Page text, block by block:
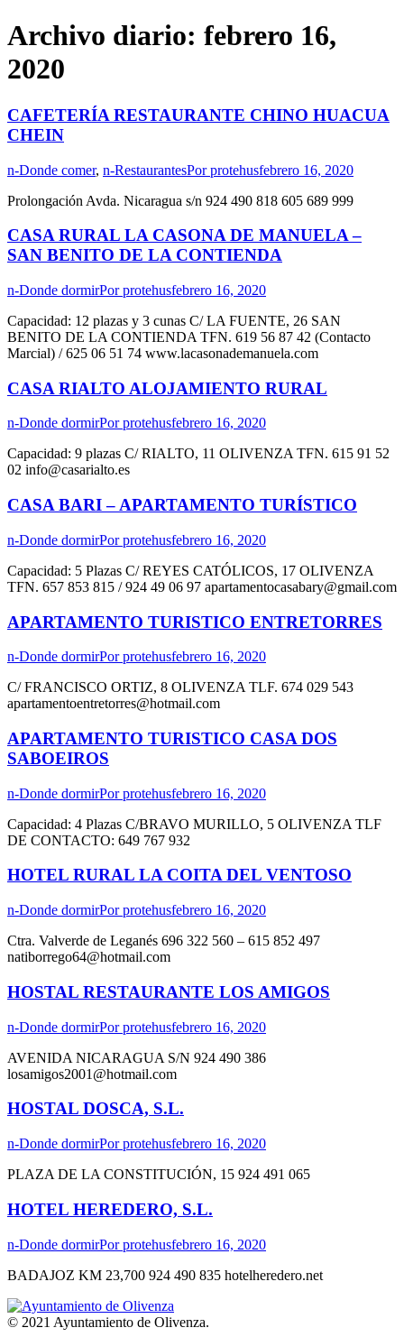
Archivo diario: febrero 16,
2020
CAFETERÍA RESTAURANTE CHINO HUACUA
CHEIN
n-Donde comer, n-RestaurantesPorprotehusfebrero 16, 2020
Prolongación Avda. Nicaragua s/n 924 490 818 605 689 999
CASA RURAL LA CASONA DE MANUELA –
SAN BENITO DE LA CONTIENDA
n-Donde dormirPorprotehusfebrero 16, 2020
Capacidad: 12 plazas y 3 cunas C/ LA FUENTE, 26 SAN
BENITO DE LA CONTIENDA TFN. 619 56 87 42 (Contacto
Marcial) / 625 06 51 74 www.lacasonademanuela.com
CASA RIALTO ALOJAMIENTO RURAL
n-Donde dormirPorprotehusfebrero 16, 2020
Capacidad: 9 plazas C/ RIALTO, 11 OLIVENZA TFN. 615 91 52
02 info@casarialto.es
CASA BARI – APARTAMENTO TURÍSTICO
n-Donde dormirPorprotehusfebrero 16, 2020
Capacidad: 5 Plazas C/ REYES CATÓLICOS, 17 OLIVENZA
TFN. 657 853 815 / 924 49 06 97 apartamentocasabary@gmail.com
APARTAMENTO TURISTICO ENTRETORRES
n-Donde dormirPorprotehusfebrero 16, 2020
C/ FRANCISCO ORTIZ, 8 OLIVENZA TLF. 674 029 543
apartamentoentretorres@hotmail.com
APARTAMENTO TURISTICO CASA DOS
SABOEIROS
n-Donde dormirPorprotehusfebrero 16, 2020
Capacidad: 4 Plazas C/BRAVO MURILLO, 5 OLIVENZA TLF
DE CONTACTO: 649 767 932
HOTEL RURAL LA COITA DEL VENTOSO
n-Donde dormirPorprotehusfebrero 16, 2020
Ctra. Valverde de Leganés 696 322 560 – 615 852 497
natiborrego64@hotmail.com
HOSTAL RESTAURANTE LOS AMIGOS
n-Donde dormirPorprotehusfebrero 16, 2020
AVENIDA NICARAGUA S/N 924 490 386
losamigos2001@hotmail.com
HOSTAL DOSCA, S.L.
n-Donde dormirPorprotehusfebrero 16, 2020
PLAZA DE LA CONSTITUCIÓN, 15 924 491 065
HOTEL HEREDERO, S.L.
n-Donde dormirPorprotehusfebrero 16, 2020
BADAJOZ KM 23,700 924 490 835 hotelheredero.net
© 2021 Ayuntamiento de Olivenza.